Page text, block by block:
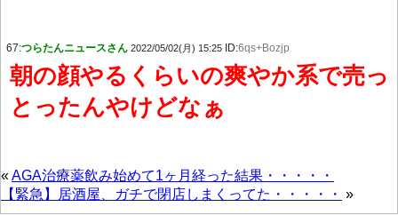
67:つらたんニュースさん 2022/05/02(月) 15:25 ID:6qs+Bozjp
朝の顔やるくらいの爽やか系で売っ
とったんやけどなぁ
«AGA治療薬飲み始めて1ヶ月経った結果・・・・・
【緊急】居酒屋、ガチで閉店しまくってた・・・・・ »